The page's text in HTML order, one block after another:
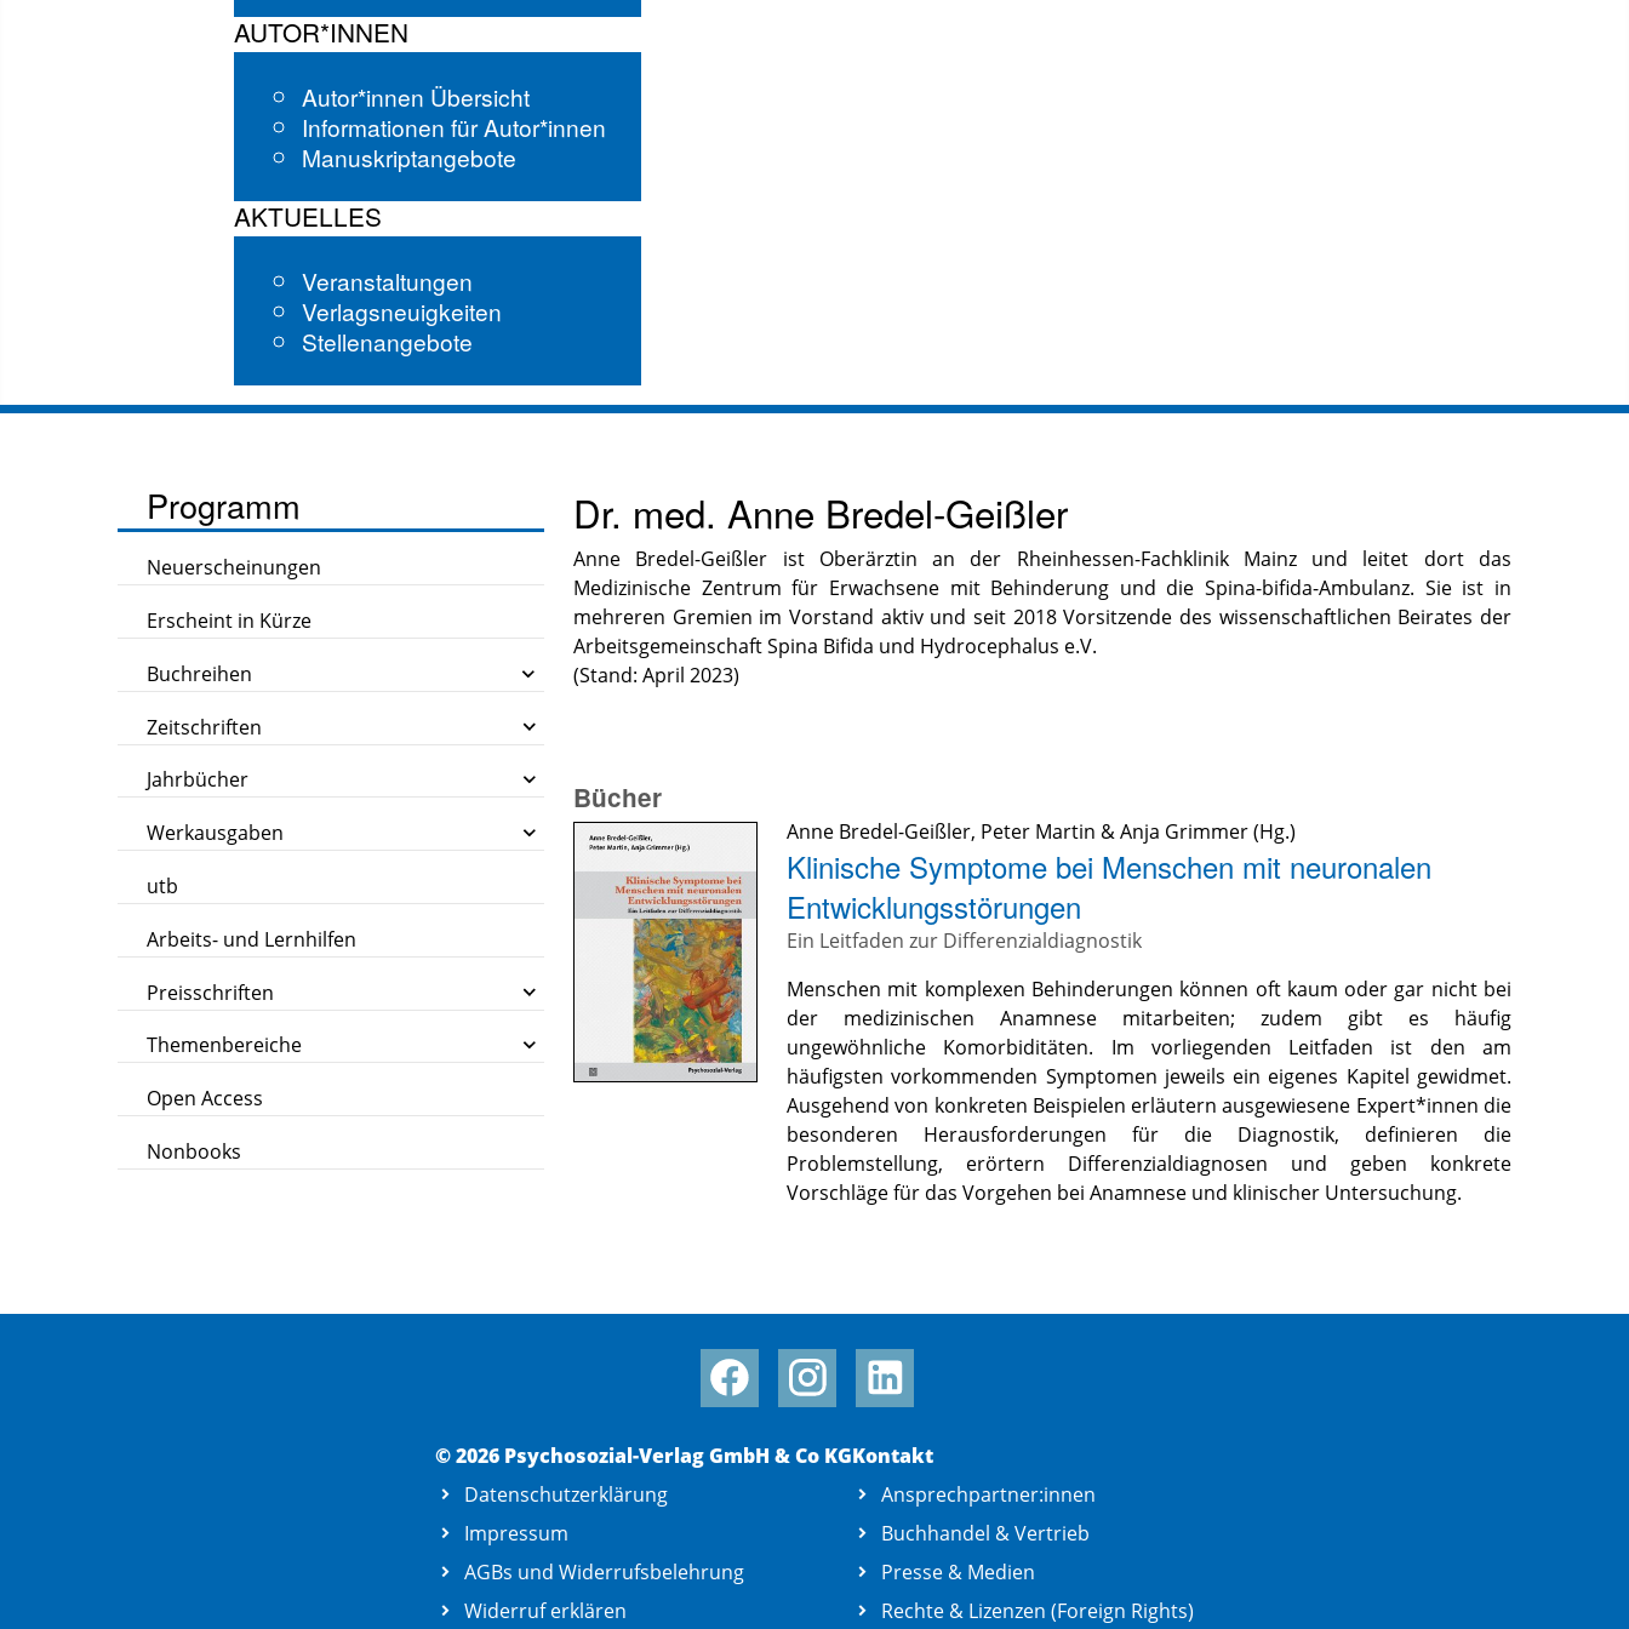
AUTOR*INNEN
Autor*innen Übersicht
Informationen für Autor*innen
Manuskriptangebote
AKTUELLES
Veranstaltungen
Verlagsneuigkeiten
Stellenangebote
Programm
Neuerscheinungen
Erscheint in Kürze
Buchreihen
Zeitschriften
Jahrbücher
Werkausgaben
utb
Arbeits- und Lernhilfen
Preisschriften
Themenbereiche
Open Access
Nonbooks
Dr. med. Anne Bredel-Geißler
Anne Bredel-Geißler ist Oberärztin an der Rheinhessen-Fachklinik Mainz und leitet dort das
Medizinische Zentrum für Erwachsene mit Behinderung und die Spina-bifida-Ambulanz. Sie ist in
mehreren Gremien im Vorstand aktiv und seit 2018 Vorsitzende des wissenschaftlichen Beirates der
Arbeitsgemeinschaft Spina Bifida und Hydrocephalus e.V.
(Stand: April 2023)
Bücher
Anne Bredel-Geißler, Peter Martin &Anja Grimmer(Hg.)
Klinische Symptome bei Menschen mit neuronalen
Entwicklungsstörungen
Ein Leitfaden zur Differenzialdiagnostik
Menschen mit komplexen Behinderungen können oft kaum oder gar nicht bei
der medizinischen Anamnese mitarbeiten; zudem gibt es häufig
ungewöhnliche Komorbiditäten. Im vorliegenden Leitfaden ist den am
häufigsten vorkommenden Symptomen jeweils ein eigenes Kapitel gewidmet.
Ausgehend von konkreten Beispielen erläutern ausgewiesene Expert*innen die
besonderen Herausforderungen für die Diagnostik, definieren die
Problemstellung, erörtern Differenzialdiagnosen und geben konkrete
Vorschläge für das Vorgehen bei Anamnese und klinischer Untersuchung.
© 2026 Psychosozial-Verlag GmbH & Co KG
Datenschutzerklärung
Impressum
AGBs und Widerrufsbelehrung
Widerruf erklären
Kontakt
Ansprechpartner:innen
Buchhandel & Vertrieb
Presse & Medien
Rechte & Lizenzen (Foreign Rights)